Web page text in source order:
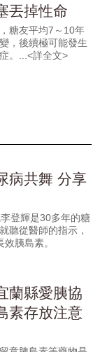
丟掉性命
糖友平均7～10年
，後續極可能發生
。
病共舞 分享
登輝是30多年的糖
聽從醫師的指示，
胰島素。
蘭縣愛胰協
素存放注意